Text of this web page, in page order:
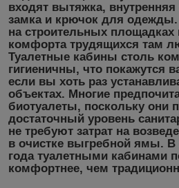
входят вытяжка,
замка и крючок для одежды.
на строительных площадках
комфорта трудящихся там
Туалетные кабины столь
гигиеничны, что покажутся
если вы хоть раз
объектах. Многие
биотуалеты, поскольку они
достаточный уровень
не требуют затрат на
в очистке выгребной ямы. В
года туалетными кабинами
комфортнее, чем